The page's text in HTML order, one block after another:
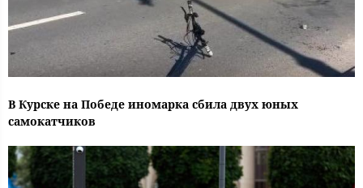
В Курске на Победе иномарка сбила двух юных
самокатчиков